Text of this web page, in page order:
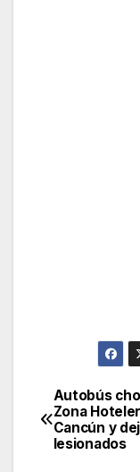
Post
Autobús
Zona
Cancún y
lesionados